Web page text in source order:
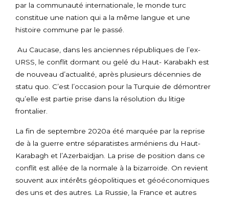
par la communauté internationale, le monde turc
constitue une nation qui a la même langue et une
histoire commune par le passé.
Au Caucase, dans les anciennes républiques de l’ex-
URSS, le conflit dormant ou gelé du Haut- Karabakh est
de nouveau d’actualité, après plusieurs décennies de
statu quo. C’est l’occasion pour la Turquie de démontrer
qu’elle est partie prise dans la résolution du litige
frontalier.
La fin de septembre 2020a été marquée par la reprise
de à la guerre entre séparatistes arméniens du Haut-
Karabagh et l’Azerbaïdjan. La prise de position dans ce
conflit est allée de la normale à la bizarroïde. On revient
souvent aux intérêts géopolitiques et géoéconomiques
des uns et des autres. La Russie, la France et autres